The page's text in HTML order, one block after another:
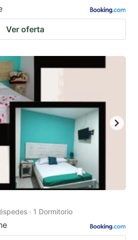
Ver oferta
· 1 Dormitorio